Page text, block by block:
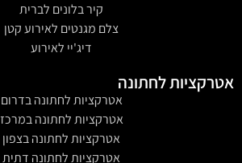
קיר בלונים לברית
צלם מגנטים לאירוע קטן
דיג'יי לאירוע
אטרקציות לחתונה
אטרקציות לחתונה בדרום
אטרקציות לחתונה במרכז
אטרקציות לחתונה בצפון
אטרקציות לחתונה דתית